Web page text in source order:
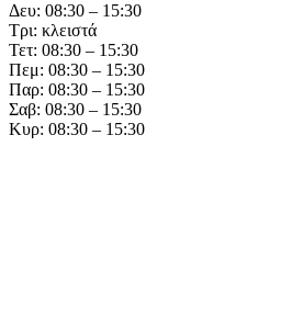
Δευ: 08:30 – 15:30
Τρι: κλειστά
Τετ: 08:30 – 15:30
Πεμ: 08:30 – 15:30
Παρ: 08:30 – 15:30
Σαβ: 08:30 – 15:30
Κυρ: 08:30 – 15:30